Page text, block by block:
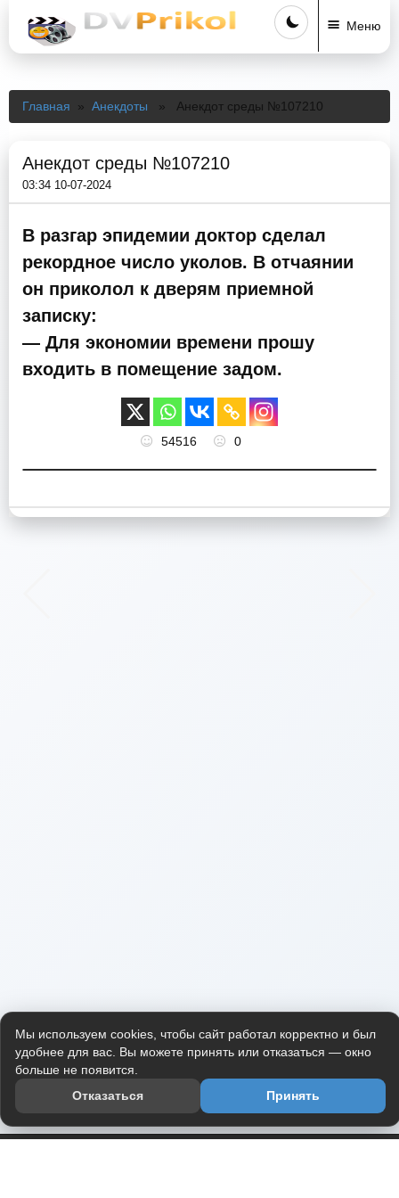
Меню
Главная » Анекдоты » Анекдот среды №107210
Анекдот среды №107210
03:34 10-07-2024
В разгар эпидемии доктор сделал
рекордное число уколов. В отчаянии
он приколол к дверям приемной
записку:
— Для экономии времени прошу
входить в помещение задом.
54516 0
Мы используем cookies, чтобы сайт работал корректно и был
удобнее для вас. Вы можете принять или отказаться — окно
больше не появится.
Отказаться
Принять